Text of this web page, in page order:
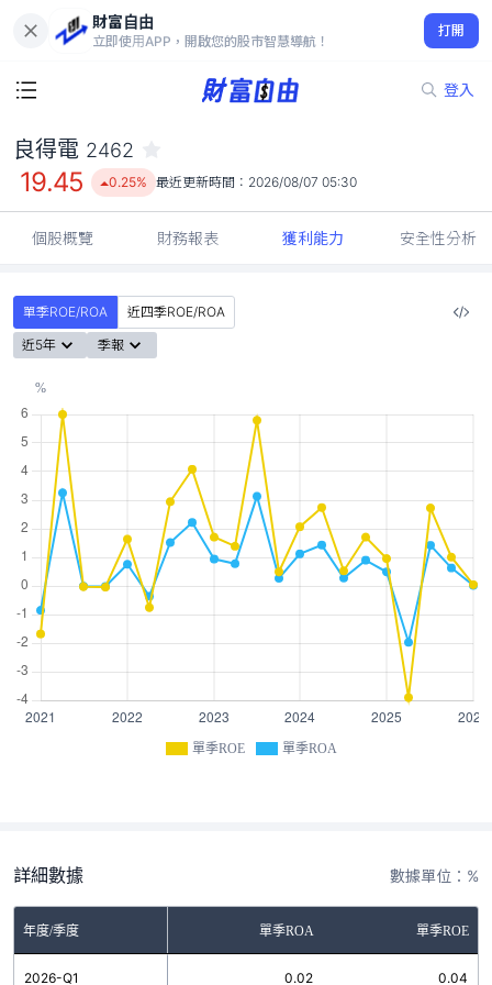
財富自由
立即使用APP，開啟您的股市智慧導航！
打開
登入
19.45
0.25%
良得電 2462
19.45 0.25% 最近更新時間： 2026/08/07 05:30
個股概覽 財務報表 獲利能力 安全性分析
單季ROE/ROA
近四季ROE/ROA
近5年
季報
單季ROE 單季ROA
詳細數據 數據單位：%
年度/季度 單季ROA 單季ROE
2026-Q1 0.02 0.04